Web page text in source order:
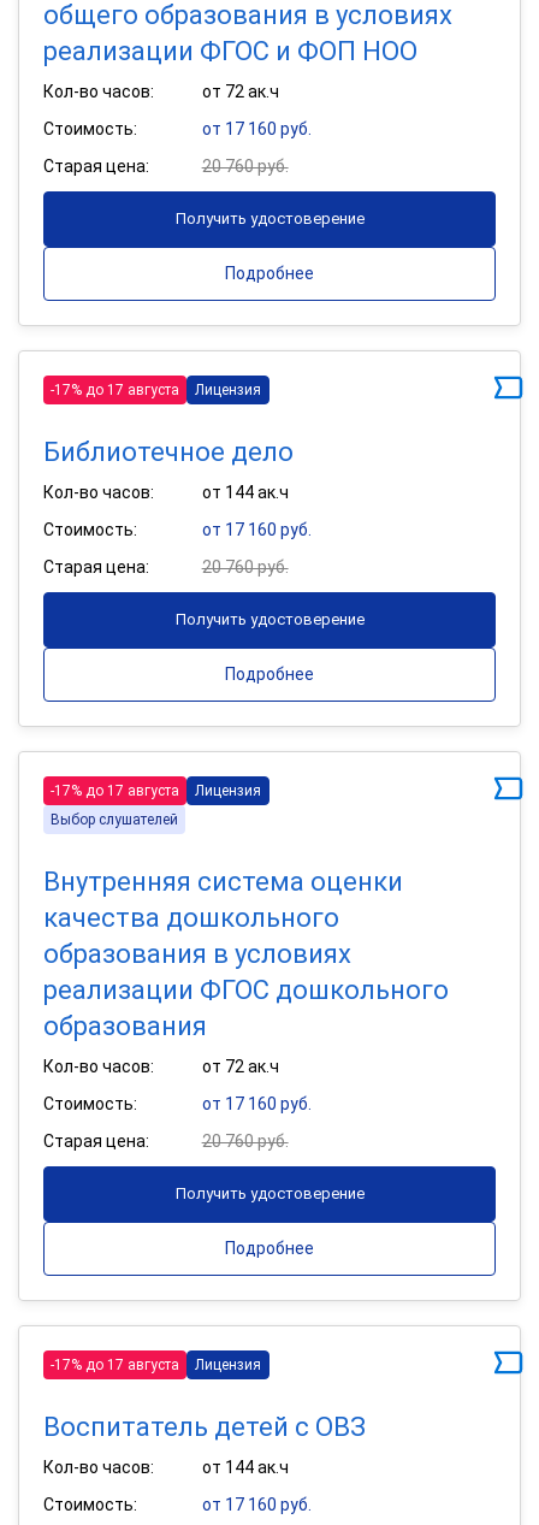
общего образования в условиях
реализации ФГОС и ФОП НОО
Кол-во часов:
от 72 ак.ч
Стоимость:
от 17 160 руб.
Старая цена:
20 760 руб.
Получить удостоверение
Подробнее
-17% до 17 августа Лицензия
Библиотечное дело
Кол-во часов:
от 144 ак.ч
Стоимость:
от 17 160 руб.
Старая цена:
20 760 руб.
Получить удостоверение
Подробнее
-17% до 17 августа
Лицензия
Выбор слушателей
Внутренняя система оценки
качества дошкольного
образования в условиях
реализации ФГОС дошкольного
образования
Кол-во часов:
от 72 ак.ч
Стоимость:
от 17 160 руб.
Старая цена:
20 760 руб.
Получить удостоверение
Подробнее
-17% до 17 августа Лицензия
Воспитатель детей с ОВЗ
Кол-во часов:
от 144 ак.ч
Стоимость:
от 17 160 руб.